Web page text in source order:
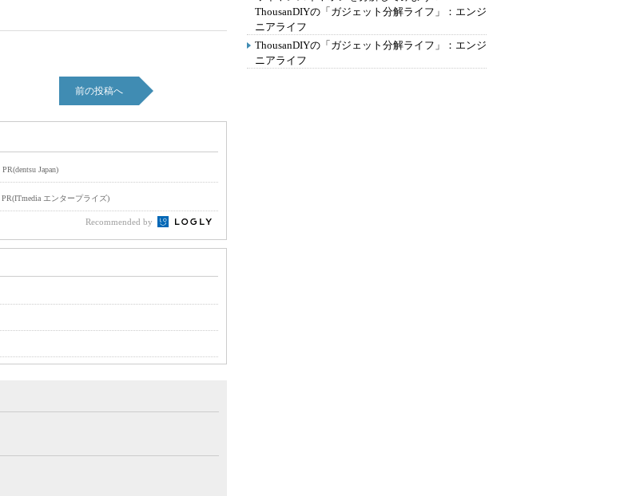
前の投稿へ
PR(dentsu Japan)
PR(ITmedia エンタープライズ)
Recommended by
ThousanDIYの「ガジェット分解ライフ」：エンジ
ニアライフ
ThousanDIYの「ガジェット分解ライフ」：エンジ
ニアライフ